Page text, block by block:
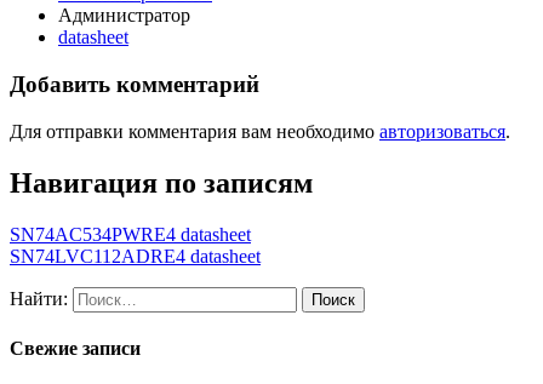
Администратор
datasheet
Добавить комментарий
Для отправки комментария вам необходимо авторизоваться.
Навигация по записям
SN74AC534PWRE4 datasheet
SN74LVC112ADRE4 datasheet
Найти:
Свежие записи